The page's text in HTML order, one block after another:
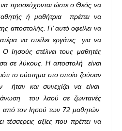
προσεύχονται ώστε ο Θεός να
ή μαθήτρια πρέπει να
αποστολής. Γι’ αυτό οφείλει να
να στείλει εργάτες για να
Ιησούς στέλνει τους μαθητές
σε λύκους. Η αποστολή είναι
το σύστημα στο οποίο ζούσαν
ήταν και συνεχίζει να είναι
του λαού σε ζωντανές
από τον Ιησού των 72 μαθητών
τέσσερεις αξίες που πρέπει να